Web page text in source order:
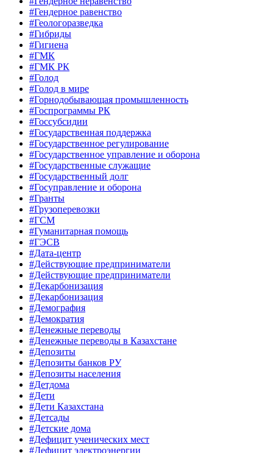
#Гендерное равенство
#Геологоразведка
#Гибриды
#Гигиена
#ГМК
#ГМК РК
#Голод
#Голод в мире
#Горнодобывающая промышленность
#Госпрограммы РК
#Госсубсидии
#Государственная поддержка
#Государственное регулирование
#Государственное управление и оборона
#Государственные служащие
#Государственный долг
#Госуправление и оборона
#Гранты
#Грузоперевозки
#ГСМ
#Гуманитарная помощь
#ГЭСВ
#Дата-центр
#Действующие предприниматели
#Действующие предприниматели
#Декарбонизация
#Декарбонизация
#Демография
#Демократия
#Денежные переводы
#Денежные переводы в Казахстане
#Депозиты
#Депозиты банков РУ
#Депозиты населения
#Детдома
#Дети
#Дети Казахстана
#Детсады
#Детские дома
#Дефицит ученических мест
#Дефицит электроэнергии